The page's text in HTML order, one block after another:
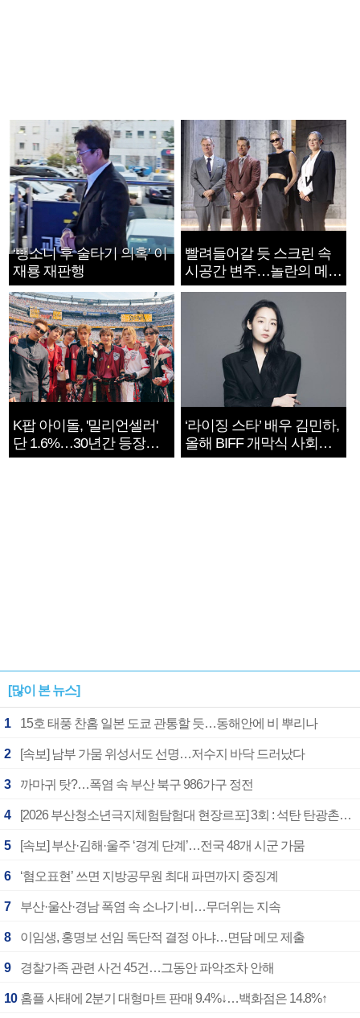
‘뺑소니 후 술타기 의혹’ 이
재룡 재판행
빨려들어갈 듯 스크린 속
시공간 변주…놀란의 메시
지는 ‘전쟁 속죄’
K팝 아이돌, '밀리언셀러'
단 1.6%…30년간 등장
1182개팀 전수조사
‘라이징 스타’ 배우 김민하,
올해 BIFF 개막식 사회자
확정
[많이 본 뉴스]
1 15호 태풍 찬홈 일본 도쿄 관통할 듯…동해안에 비 뿌리나
2 [속보] 남부 가뭄 위성서도 선명…저수지 바닥 드러났다
3 까마귀 탓?…폭염 속 부산 북구 986가구 정전
4 [2026 부산청소년극지체험탐험대 현장르포] 3회 : 석탄 탄광촌에서 북극 연구의 중심지로
5 [속보] 부산·김해·울주 ‘경계 단계’…전국 48개 시군 가뭄
6 ‘혐오표현’ 쓰면 지방공무원 최대 파면까지 중징계
7 부산·울산·경남 폭염 속 소나기·비…무더위는 지속
8 이임생, 홍명보 선임 독단적 결정 아냐…면담 메모 제출
9 경찰가족 관련 사건 45건…그동안 파악조차 안해
10 홈플 사태에 2분기 대형마트 판매 9.4%↓…백화점은 14.8%↑